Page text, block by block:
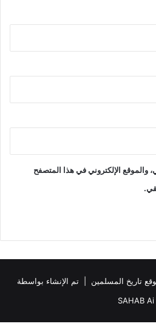
والموقع الإلكتروني في هذا المتصفح
SAHAB Ai